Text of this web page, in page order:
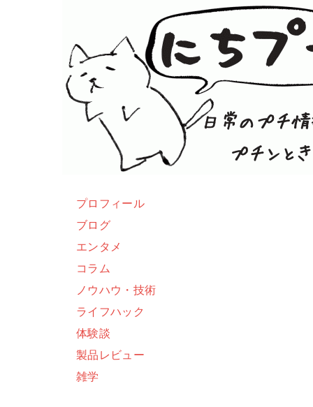
プロフィール
ブログ
エンタメ
コラム
ノウハウ・技術
ライフハック
体験談
製品レビュー
雑学